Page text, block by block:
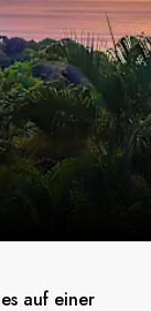
auf einer